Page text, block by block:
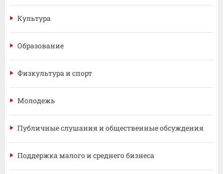
Культура
Образование
Физкультура и спорт
Молодежь
Публичные слушания и общественные обсуждения
Поддержка малого и среднего бизнеса